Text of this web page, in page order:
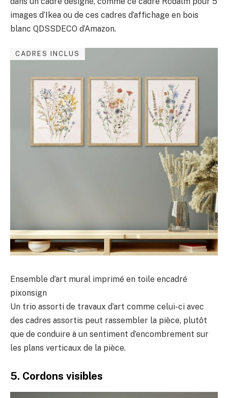
images d’Ikea ​​ou de ces cadres d’affichage en bois
blanc QDSSDECO d’Amazon.
CADRES INCLUS
Ensemble d’art mural imprimé en toile encadré
pixonsign
Un trio assorti de travaux d’art comme celui-ci avec
des cadres assortis peut rassembler la pièce, plutôt
que de conduire à un sentiment d’encombrement sur
les plans verticaux de la pièce.
5. Cordons visibles